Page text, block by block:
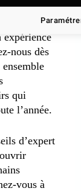
expérience
nous dès
qui
l’année.
d’expert
vous à